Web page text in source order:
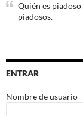
Quién es
piadosos.
ENTRAR
Nombre de usuario